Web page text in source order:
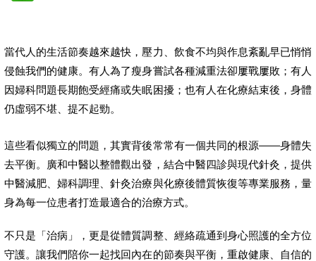
當代人的生活節奏越來越快，壓力、飲食不均與作息紊亂早已悄悄
侵蝕我們的健康。有人為了瘦身嘗試各種減重法卻屢戰屢敗；有人
因婦科問題長期飽受經痛或失眠困擾；也有人在化療結束後，身體
仍虛弱不堪、提不起勁。
這些看似獨立的問題，其實背後常常有一個共同的根源——身體失
去平衡。廣和中醫以整體觀出發，結合中醫四診與現代針灸，提供
中醫減肥、婦科調理、針灸治療與化療後體質恢復等專業服務，量
身為每一位患者打造最適合的治療方式。
不只是「治病」，更是從體質調整、經絡疏通到身心照護的全方位
守護。讓我們陪你一起找回內在的節奏與平衡，重啟健康、自信的